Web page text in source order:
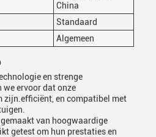
China
Standaard
Algemeen
en strenge
ervoor dat onze
zijn.efficiënt, en compatibel met
van hoogwaardige
getest om hun prestaties en